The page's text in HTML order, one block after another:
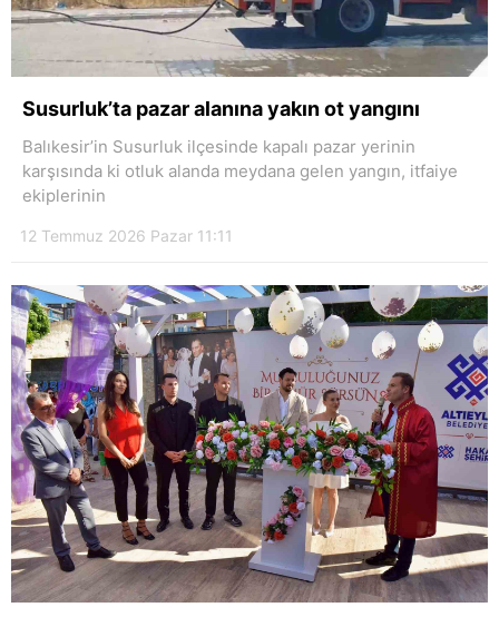
Susurluk’ta pazar alanına yakın ot yangını
Balıkesir’in Susurluk ilçesinde kapalı pazar yerinin
karşısında ki otluk alanda meydana gelen yangın, itfaiye
ekiplerinin
12 Temmuz 2026 Pazar 11:11